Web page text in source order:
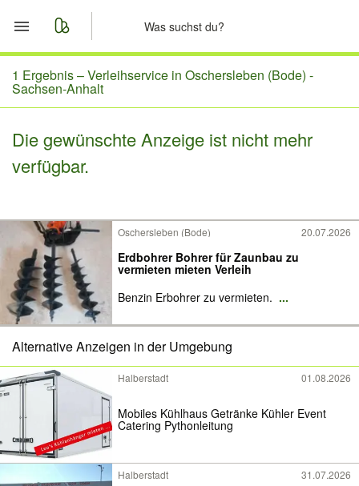
Start
Merkliste
Nachrichten
1 Ergebnis –Verleihservice in Oschersleben (Bode) -
Sachsen-Anhalt
Die gewünschte Anzeige ist nicht mehr
verfügbar.
Oschersleben (Bode) 20.07.2026
Erdbohrer Bohrer für Zaunbau zu
vermieten mieten Verleih
Benzin Erbohrer zu vermieten. ...
Alternative Anzeigen in der Umgebung
Halberstadt 01.08.2026
Mobiles Kühlhaus Getränke Kühler Event
Catering Pythonleitung
Halberstadt 31.07.2026